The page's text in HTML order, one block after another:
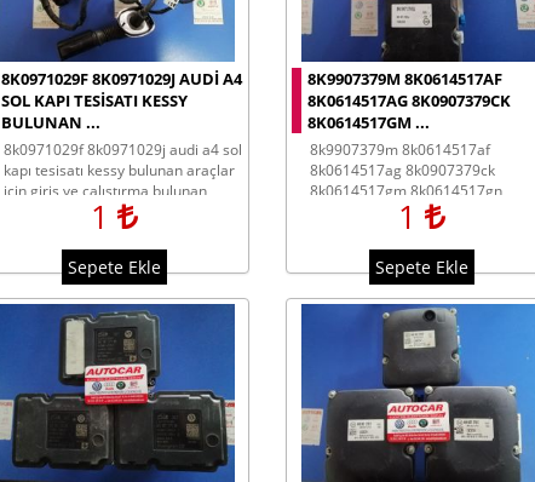
8K0971029F 8K0971029J AUDI A4
SOL KAPI TESISATI KESSY
BULUNAN ...
8k0971029f 8k0971029j audi a4 sol
kapı tesisatı kessy bulunan araçlar
için giriş ve çalıştırma bulunan
1
Sepete Ekle
8K9907379M 8K0614517AF
8K0614517AG 8K0907379CK
8K0614517GM ...
8k9907379m 8k0614517af
8k0614517ag 8k0907379ck
8k0614517gm 8k0614517gn
8k0907379bj 8k0614517ej
8k0614517el audi a4 audi a5 abs
beyni audi abs pompası
1
Sepete Ekle